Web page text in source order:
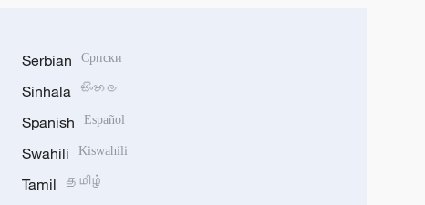
Serbian Српски
Sinhala සිංහල
Spanish Español
Swahili Kiswahili
Tamil தமிழ்